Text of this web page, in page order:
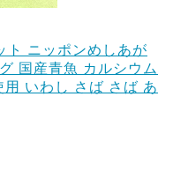
ト ニッポンめしあが
国産青魚 カルシウム
いわし さば さば あ